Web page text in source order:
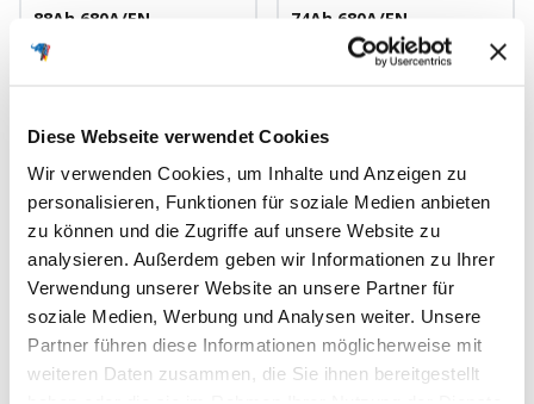
Diese Webseite verwendet Cookies
Wir verwenden Cookies, um Inhalte und Anzeigen zu
personalisieren, Funktionen für soziale Medien anbieten
zu können und die Zugriffe auf unsere Website zu
analysieren. Außerdem geben wir Informationen zu Ihrer
Verwendung unserer Website an unsere Partner für
soziale Medien, Werbung und Analysen weiter. Unsere
Partner führen diese Informationen möglicherweise mit
weiteren Daten zusammen, die Sie ihnen bereitgestellt
88Ah 680A/EN
Autobatterie
Nur als Starterbatterie
353mm x 175mm x 190mm
Nassbatterie
12V 88Ah 680A/EN
Schnellansicht
74Ah 680A/EN
Autobatterie
Nur als Starterbatterie
278mm x 175mm x 190mm
Nassbatterie
12V 74Ah 680A/EN
Schnellansicht